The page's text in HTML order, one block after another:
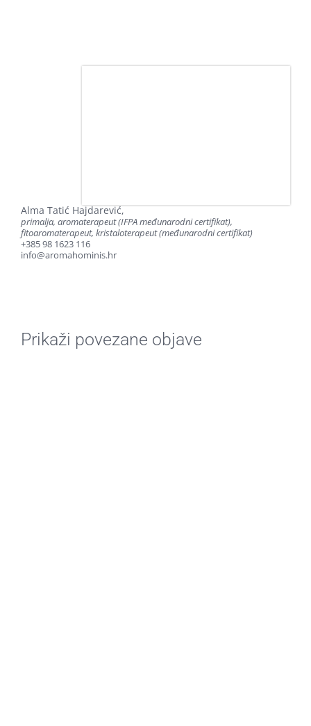
Alma Tatić Hajdarević,
primalja, aromaterapeut (IFPA međunarodni certifikat),
fitoaromaterapeut, kristaloterapeut (međunarodni certifikat)
+385 98 1623 116
info@aromahominis.hr
Prikaži povezane objave